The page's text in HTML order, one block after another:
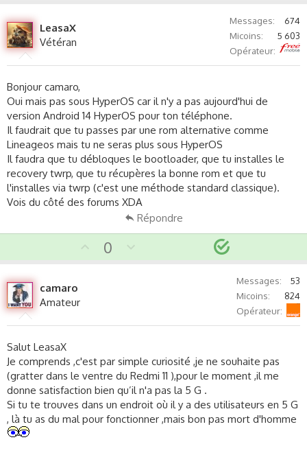
e o
LeasaX
Vétéran
Messages
674
Micoins
5 603
Opérateur
Bonjour camaro,
Oui mais pas sous HyperOS car il n'y a pas aujourd'hui de
version Android 14 HyperOS pour ton téléphone.
Il faudrait que tu passes par une rom alternative comme
Lineageos mais tu ne seras plus sous HyperOS
Il faudra que tu débloques le bootloader, que tu installes le
recovery twrp, que tu récupères la bonne rom et que tu
l'installes via twrp (c'est une méthode standard classique).
Vois du côté des forums XDA
Répondre
p
e
0
o
o
S
o
i
n
camaro
Amateur
Messages
53
Micoins
824
Opérateur
Salut LeasaX
Je comprends ,c'est par simple curiosité ,je ne souhaite pas
(gratter dans le ventre du Redmi 11 ),pour le moment ,il me
donne satisfaction bien qu’il n'a pas la 5 G .
Si tu te trouves dans un endroit où il y a des utilisateurs en 5 G
, là tu as du mal pour fonctionner ,mais bon pas mort d'homme